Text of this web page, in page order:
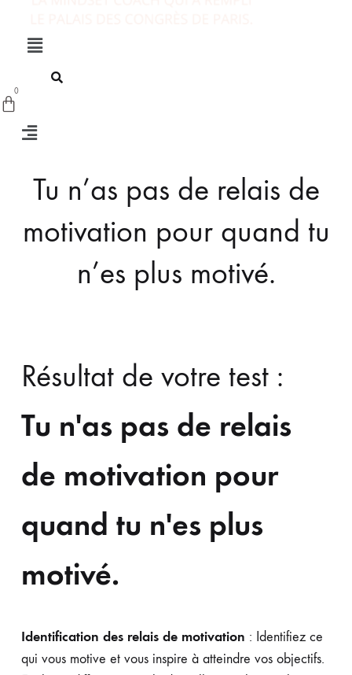
Menu
Tu n’as pas de relais de
motivation pour quand tu
n’es plus motivé.
Résultat de votre test :
Tu n'as pas de relais
de motivation pour
quand tu n'es plus
motivé.
Identification des relais de motivation : Identifiez ce
qui vous motive et vous inspire à atteindre vos objectifs.